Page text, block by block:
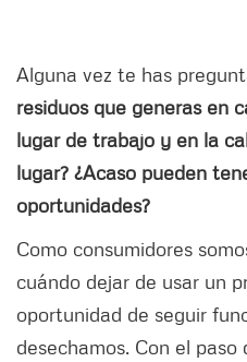
Alguna vez te has
residuos que generas en
lugar de trabajo y en la
lugar? ¿Acaso pueden
oportunidades?
Como consumidores
cuándo dejar de usar un
oportunidad de seguir
desechamos. Con el